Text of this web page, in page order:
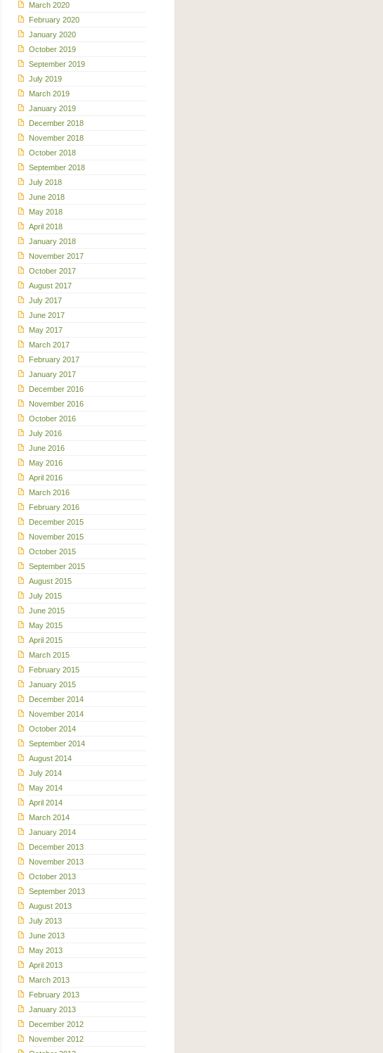
March 2020
February 2020
January 2020
October 2019
September 2019
July 2019
March 2019
January 2019
December 2018
November 2018
October 2018
September 2018
July 2018
June 2018
May 2018
April 2018
January 2018
November 2017
October 2017
August 2017
July 2017
June 2017
May 2017
March 2017
February 2017
January 2017
December 2016
November 2016
October 2016
July 2016
June 2016
May 2016
April 2016
March 2016
February 2016
December 2015
November 2015
October 2015
September 2015
August 2015
July 2015
June 2015
May 2015
April 2015
March 2015
February 2015
January 2015
December 2014
November 2014
October 2014
September 2014
August 2014
July 2014
May 2014
April 2014
March 2014
January 2014
December 2013
November 2013
October 2013
September 2013
August 2013
July 2013
June 2013
May 2013
April 2013
March 2013
February 2013
January 2013
December 2012
November 2012